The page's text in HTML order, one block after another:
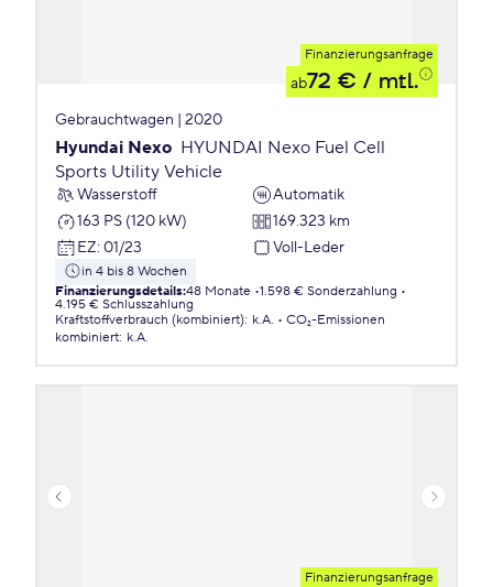
Finanzierungsanfrage
ab72 € / mtl.
Gebrauchtwagen | 2020
Hyundai Nexo HYUNDAI Nexo Fuel Cell
Sports Utility Vehicle
Wasserstoff
Automatik
163 PS (120 kW)
169.323 km
EZ: 01/23 Voll-Leder
in 4 bis 8 Wochen
Finanzierungsdetails:48 Monate 1.598 € Sonderzahlung
4.195 € Schlusszahlung
Kraftstoffverbrauch (kombiniert): k.A.
CO₂-Emissionen
kombiniert: k.A.
Finanzierungsanfrage